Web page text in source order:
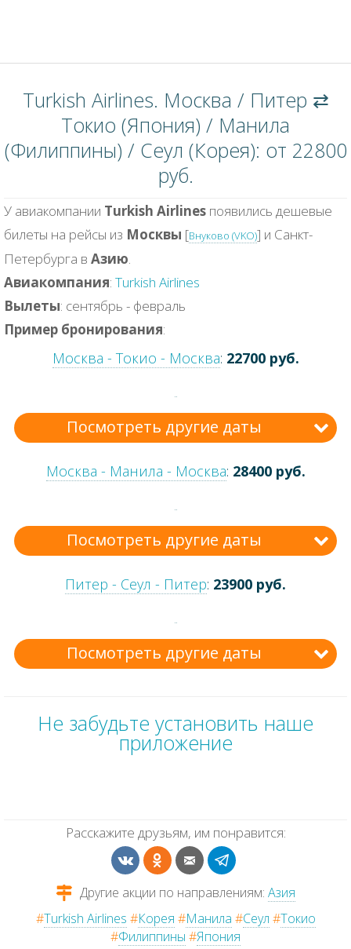
Turkish Airlines. Москва / Питер ⇄
Токио (Япония) / Манила
(Филиппины) / Сеул (Корея): от 22800
руб.
У авиакомпании Turkish Airlines появились дешевые
билеты на рейсы из Москвы [Внуково (VKO)] и Санкт-
Петербурга в Азию.
Авиакомпания: Turkish Airlines
Вылеты: сентябрь - февраль
Пример бронирования:
Москва - Токио - Москва: 22700 руб.
Посмотреть другие даты
Москва - Манила - Москва: 28400 руб.
Посмотреть другие даты
Питер - Сеул - Питер: 23900 руб.
Посмотреть другие даты
Не забудьте установить наше
приложение
Расскажите друзьям, им понравится:
Другие акции по направлениям: Азия
#Turkish Airlines #Корея #Манила #Сеул #Токио
#Филиппины #Япония